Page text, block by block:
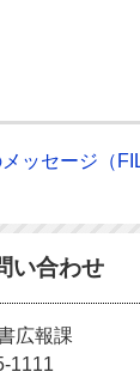
ッセージ（
い合わせ
広報課
1111